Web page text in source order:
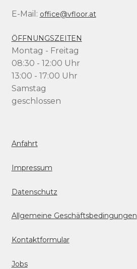
E-Mail: office@vfloor.at
ÖFFNUNGSZEITEN
Montag - Freitag
08:30 - 12:00 Uhr
13:00 - 17:00 Uhr
Samstag
geschlossen
Anfahrt
Impressum
Datenschutz
Allgemeine Geschäftsbedingungen
Kontaktformular
Jobs